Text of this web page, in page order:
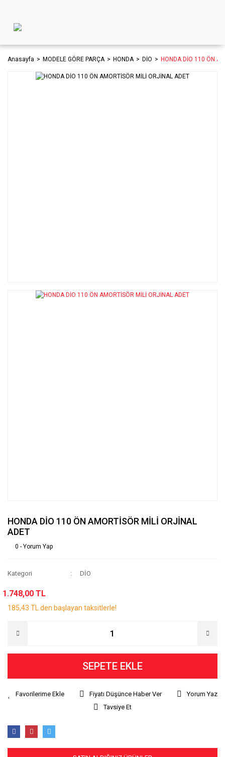
Anasayfa MODELE GÖRE PARÇA HONDA DİO HONDA DİO 110 ÖN
HONDA DİO 110 ÖN AMORTİSÖR MİLİ ORJİNAL
ADET
0 - Yorum Yap
Kategori DİO
1.748,00 TL
185,43 TL den başlayan taksitlerle!
SEPETE EKLE
Fiyatı Düşünce Haber Ver
Yorum Yaz
Tavsiye Et